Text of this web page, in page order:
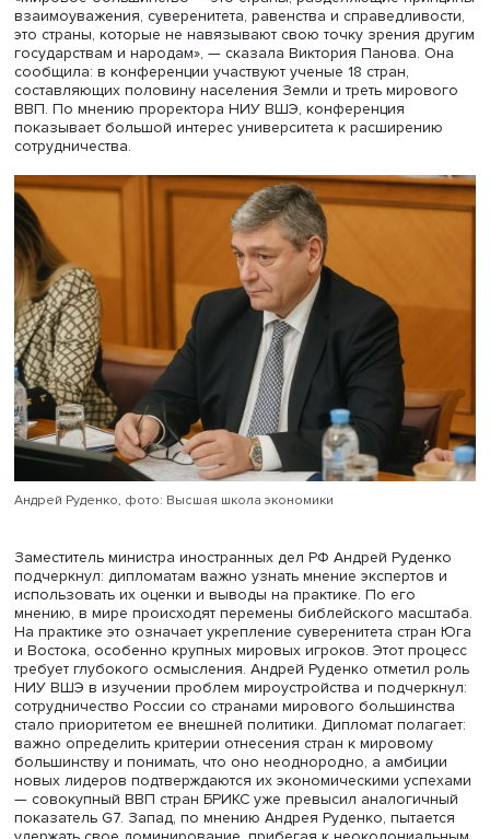
Виктория Панова (в центре), фото: Высшая школа экономики
Проректор НИУ ВШЭВиктория Панова уверена, что
мирового большинства следует пользоваться именно
термином, поскольку определение «Глобальный Юг»
следование созданным правилам без участия многих
«Мировое большинство — это страны, разделяющие
взаимоуважения, суверенитета, равенства и
это страны, которые не навязывают свою точку зрения
государствам и народам», — сказала Виктория
сообщила: в конференции участвуют ученые 18 стран,
составляющих половину населения Земли и треть
ВВП. По мнению проректора НИУ ВШЭ, конференция
показывает большой интерес университета к
сотрудничества.
Андрей Руденко, фото: Высшая школа экономики